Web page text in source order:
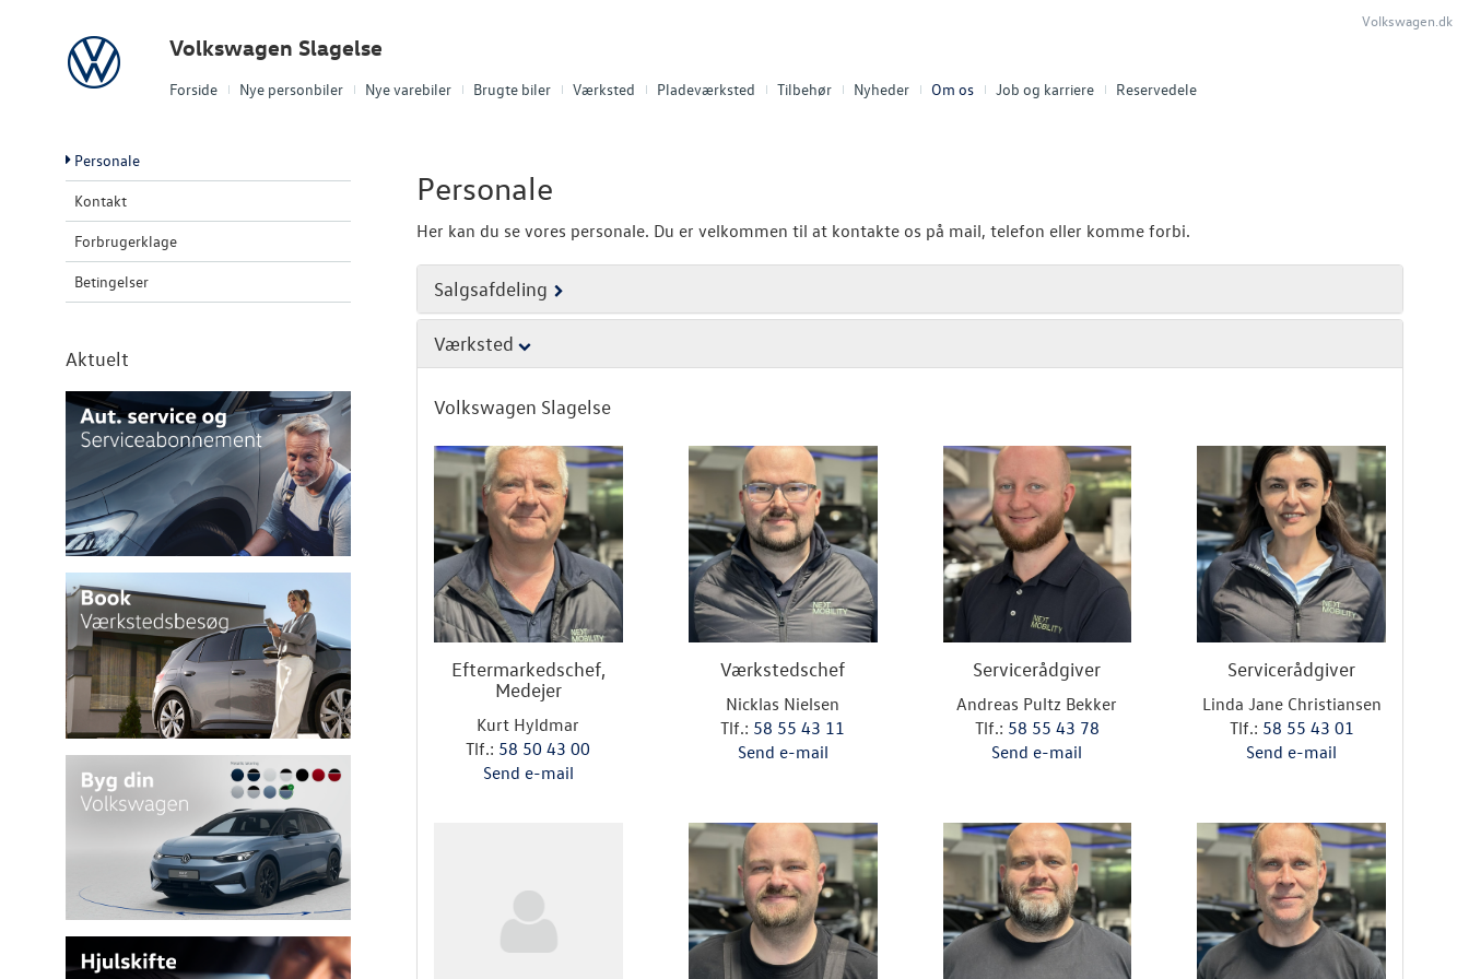
Forside Nye personbiler Nye varebiler Brugte biler Værksted Pladeværksted Tilbehør Nyheder Om os Job og karriere Reservedele
Volkswagen Volkswagen Slagelse
Volkswagen.dk
Personale
Kontakt
Forbrugerklage
Betingelser
Aktuelt
Personale
Her kan du se vores personale. Du er velkommen til at kontakte os på mail, telefon eller komme forbi.
Salgsafdeling
Værksted
Volkswagen Slagelse
Eftermarkedschef,
Medejer
Kurt Hyldmar
Tlf.: 58 50 43 00
Send e-mail
Værkstedschef
Nicklas Nielsen
Tlf.: 58 55 43 11
Send e-mail
Servicerådgiver
Andreas Pultz Bekker
Tlf.: 58 55 43 78
Send e-mail
Servicerådgiver
Linda Jane Christiansen
Tlf.: 58 55 43 01
Send e-mail